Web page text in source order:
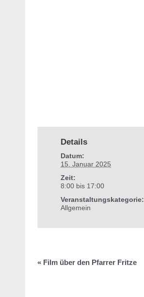
Details
Datum:
15. Januar 2025
Zeit:
8:00 bis 17:00
Veranstaltungskategorie:
Allgemein
« Film über den Pfarrer Fritze